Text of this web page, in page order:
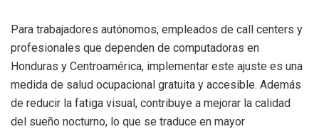
Para trabajadores autónomos, empleados de call centers y
profesionales que dependen de computadoras en
Honduras y Centroamérica, implementar este ajuste es una
medida de salud ocupacional gratuita y accesible. Además
de reducir la fatiga visual, contribuye a mejorar la calidad
del sueño nocturno, lo que se traduce en mayor